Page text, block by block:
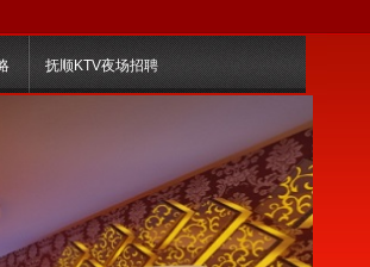
抚顺KTV夜场招聘